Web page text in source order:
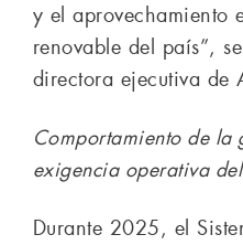
y el aprovechamiento
renovable del país”,
directora ejecutiva de
Comportamiento de la
exigencia operativa
Durante 2025, el